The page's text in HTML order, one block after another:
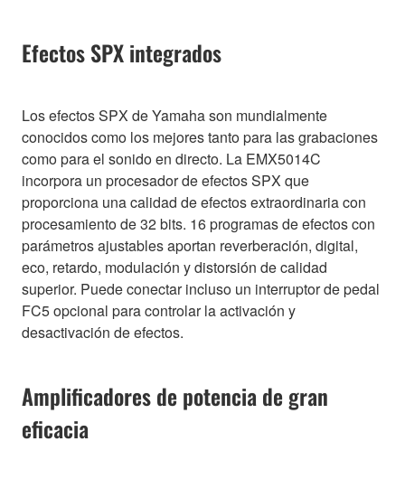
Efectos SPX integrados
Los efectos SPX de Yamaha son mundialmente
conocidos como los mejores tanto para las grabaciones
como para el sonido en directo. La EMX5014C
incorpora un procesador de efectos SPX que
proporciona una calidad de efectos extraordinaria con
procesamiento de 32 bits. 16 programas de efectos con
parámetros ajustables aportan reverberación, digital,
eco, retardo, modulación y distorsión de calidad
superior. Puede conectar incluso un interruptor de pedal
FC5 opcional para controlar la activación y
desactivación de efectos.
Amplificadores de potencia de gran
eficacia